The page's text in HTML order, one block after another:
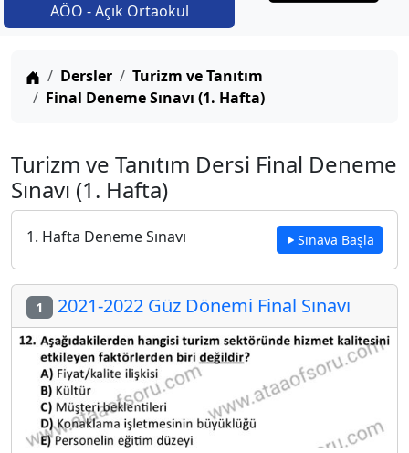
AÖO - Açık Ortaokul
Anasayfa
Dersler
Turizm ve Tanıtım
Final Deneme Sınavı (1. Hafta)
Turizm ve Tanıtım Dersi Final Deneme
Sınavı (1. Hafta)
1. Hafta Deneme Sınavı Sınava Başla
1 2021-2022 Güz Dönemi Final Sınavı